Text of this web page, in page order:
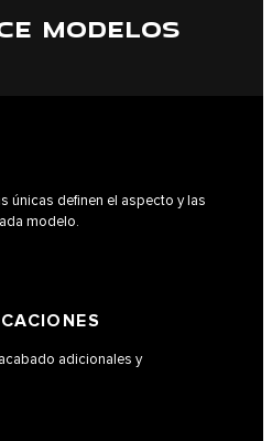
MODELOS
únicas definen el aspecto y las
modelo.
adicionales y